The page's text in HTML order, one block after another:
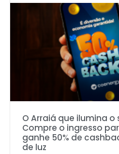
O Arraiá que ilumina o
Compre o ingresso
ganhe 50% de
de luz